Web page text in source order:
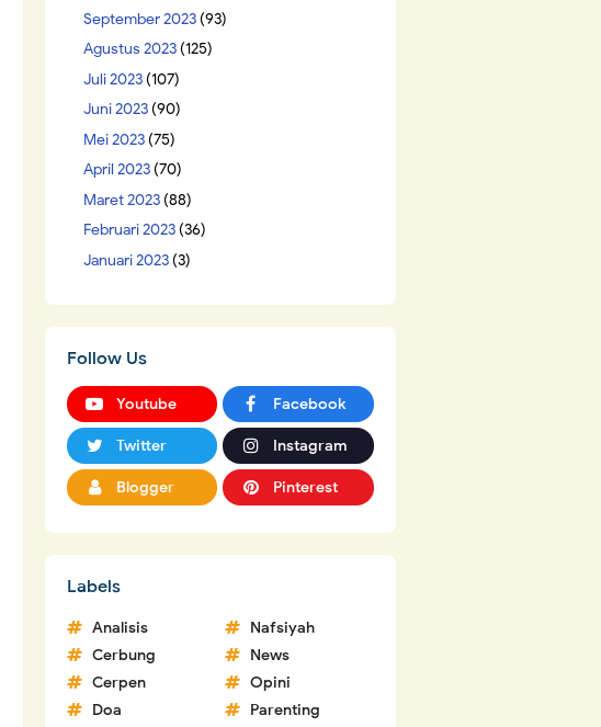
September 2023(93)
Agustus 2023(125)
Juli 2023(107)
Juni 2023(90)
Mei 2023(75)
April 2023(70)
Maret 2023(88)
Februari 2023(36)
Januari 2023(3)
Follow Us
Youtube Facebook
Twitter Instagram
Blogger Pinterest
Labels
Analisis
Cerbung
Cerpen
Doa
Nafsiyah
News
Opini
Parenting